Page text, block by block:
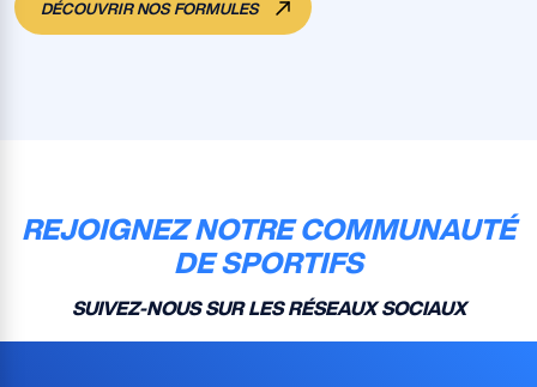
DÉCOUVRIR NOS FORMULES
REJOIGNEZ NOTRE COMMUNAUTÉ
DE SPORTIFS
SUIVEZ-NOUS SUR LES RÉSEAUX SOCIAUX